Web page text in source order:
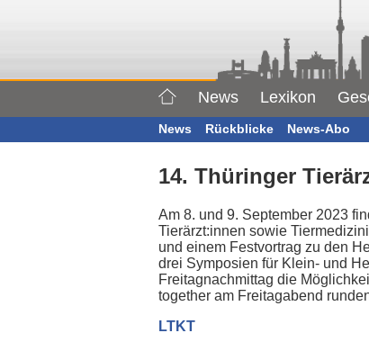
News Lexikon
News Rückblicke News-Abo
14. Thüringer
Am 8. und 9. September 2023
Tierärzt:innen sowie
und einem Festvortrag zu den
drei Symposien für Klein- und
Freitagnachmittag die
together am Freitagabend
LTKT